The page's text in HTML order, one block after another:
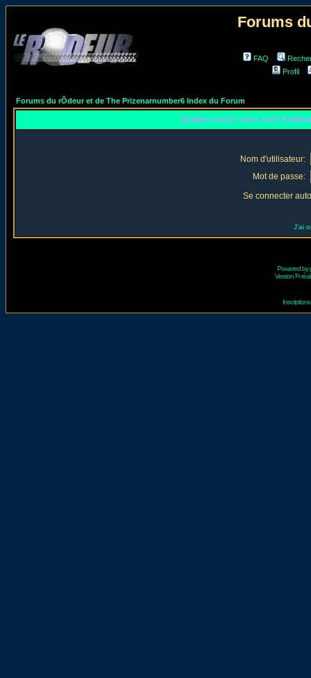
Forums
FAQ
Profil
Forums du rÔdeur et de The Prizenarnumber6 Index du Forum
Veuillez entrer votre nom
Nom d'utilisateur:
Mot de passe:
Se connecter
J'ai
Powered by
Version Fr